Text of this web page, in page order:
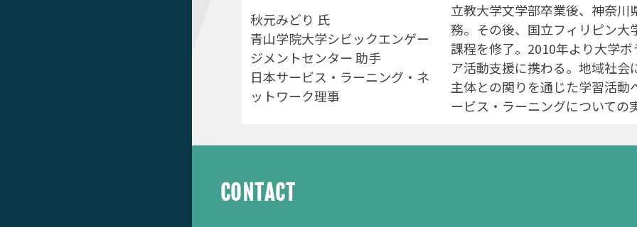
秋元みどり 氏
青山学院大学シビックエンゲー
ジメントセンター 助手
日本サービス・ラーニング・ネ
ットワーク理事
立教大学文学部卒業後、神奈
務。その後、国立フィリピン大
課程を修了。2010年より大学
ア活動支援に携わる。地域社
主体との関りを通じた学習活
ービス・ラーニングについての
CONTACT